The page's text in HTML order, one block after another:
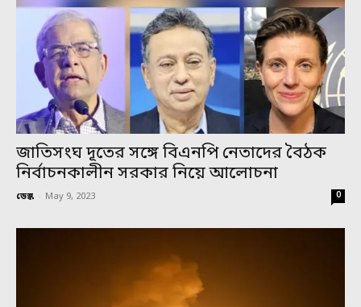
জাতিসংঘ দূতের সঙ্গে বিএনপি নেতাদের বৈঠক
নির্বাচনকালীন সরকার নিয়ে আলোচনা
ডেস্ক - May 9, 2023 0